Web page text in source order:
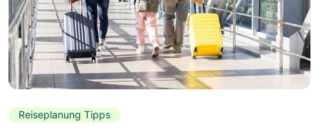
Reiseplanung Tipps